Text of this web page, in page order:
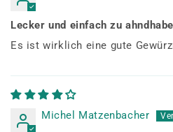
Lecker und einfach zu
Es ist wirklich eine gute
Michel Matzenbacher